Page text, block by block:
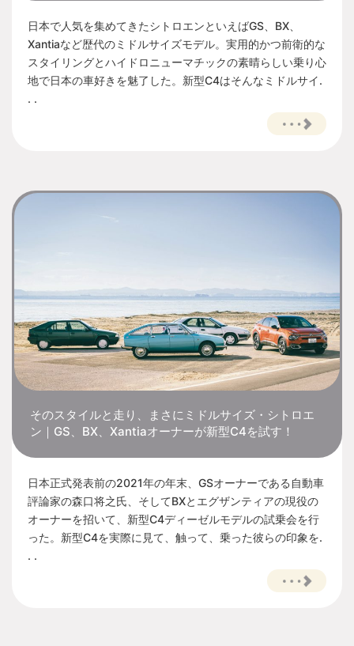
日本で人気を集めてきたシトロエンといえばGS、BX、
Xantiaなど歴代のミドルサイズモデル。実用的かつ前衛的な
スタイリングとハイドロニューマチックの素晴らしい乗り心
地で日本の車好きを魅了した。新型C4はそんなミドルサイ.
. .
そのスタイルと走り、まさにミドルサイズ・シトロエ
ン｜GS、BX、Xantiaオーナーが新型C4を試す！
日本正式発表前の2021年の年末、GSオーナーである自動車
評論家の森口将之氏、そしてBXとエグザンティアの現役の
オーナーを招いて、新型C4ディーゼルモデルの試乗会を行
った。新型C4を実際に見て、触って、乗った彼らの印象を.
. .